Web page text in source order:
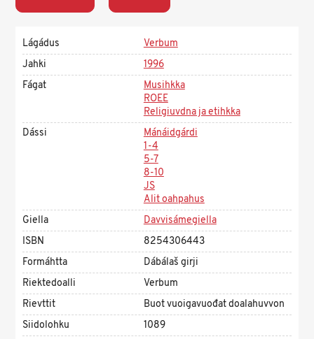
Lágádus
Verbum
Jahki
1996
Fágat
Musihkka
ROEE
Religiuvdna ja etihkka
Dássi
Mánáidgárdi
1-4
5-7
8-10
JS
Alit oahpahus
Giella
Davvisámegiella
ISBN
8254306443
Formáhtta
Dábálaš girji
Riektedoalli
Verbum
Rievttit
Buot vuoigavuođat doalahuvvon
Siidolohku
1089